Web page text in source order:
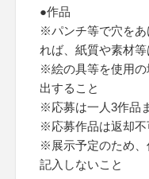
●作品
※パンチ等で穴をあ
れば、紙質や素材等
※絵の具等を使用の
出すること
※応募は一人3作品
※応募作品は返却不
※展示予定のため、
記入しないこと